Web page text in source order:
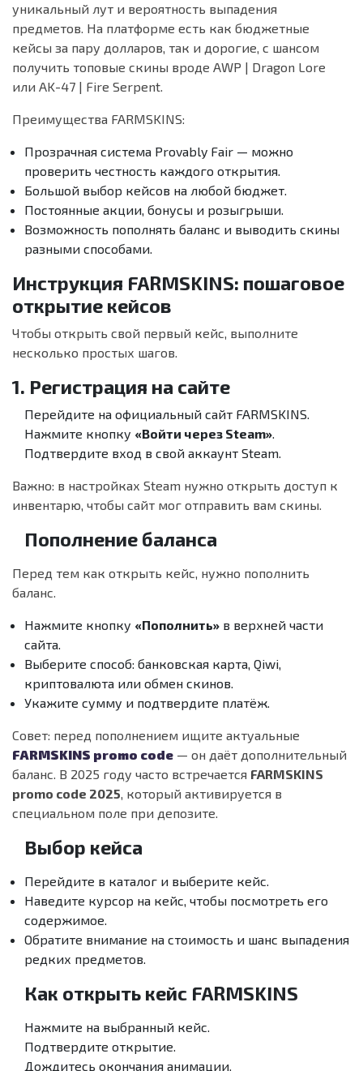
уникальный лут и вероятность выпадения
предметов. На платформе есть как бюджетные
кейсы за пару долларов, так и дорогие, с шансом
получить топовые скины вроде AWP | Dragon Lore
или AK-47 | Fire Serpent.
Преимущества FARMSKINS:
Прозрачная система Provably Fair — можно
проверить честность каждого открытия.
Большой выбор кейсов на любой бюджет.
Постоянные акции, бонусы и розыгрыши.
Возможность пополнять баланс и выводить скины
разными способами.
Инструкция FARMSKINS: пошаговое
открытие кейсов
Чтобы открыть свой первый кейс, выполните
несколько простых шагов.
1. Регистрация на сайте
Перейдите на официальный сайт FARMSKINS.
Нажмите кнопку «Войти через Steam».
Подтвердите вход в свой аккаунт Steam.
Важно: в настройках Steam нужно открыть доступ к
инвентарю, чтобы сайт мог отправить вам скины.
Пополнение баланса
Перед тем как открыть кейс, нужно пополнить
баланс.
Нажмите кнопку «Пополнить» в верхней части
сайта.
Выберите способ: банковская карта, Qiwi,
криптовалюта или обмен скинов.
Укажите сумму и подтвердите платёж.
Совет: перед пополнением ищите актуальные
FARMSKINS promo code — он даёт дополнительный
баланс. В 2025 году часто встречается FARMSKINS
promo code 2025, который активируется в
специальном поле при депозите.
Выбор кейса
Перейдите в каталог и выберите кейс.
Наведите курсор на кейс, чтобы посмотреть его
содержимое.
Обратите внимание на стоимость и шанс выпадения
редких предметов.
Как открыть кейс FARMSKINS
Нажмите на выбранный кейс.
Подтвердите открытие.
Дождитесь окончания анимации.